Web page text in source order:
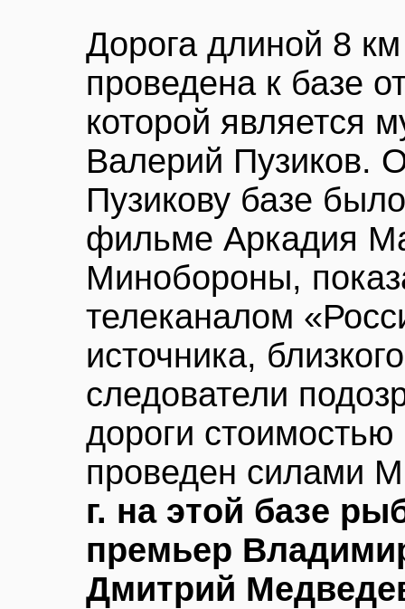
Дорога длиной 8
проведена к базе
которой является
Валерий Пузиков.
Пузикову базе
фильме Аркадия
Минобороны,
телеканалом
источника,
следователи
дороги
проведен силами
г. на этой базе
премьер
Дмитрий